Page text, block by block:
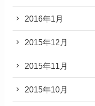
2016年1月
2015年12月
2015年11月
2015年10月